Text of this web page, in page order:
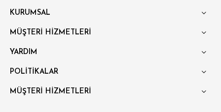
KURUMSAL
MÜŞTERİ HİZMETLERİ
YARDIM
POLİTİKALAR
MÜŞTERİ HİZMETLERİ